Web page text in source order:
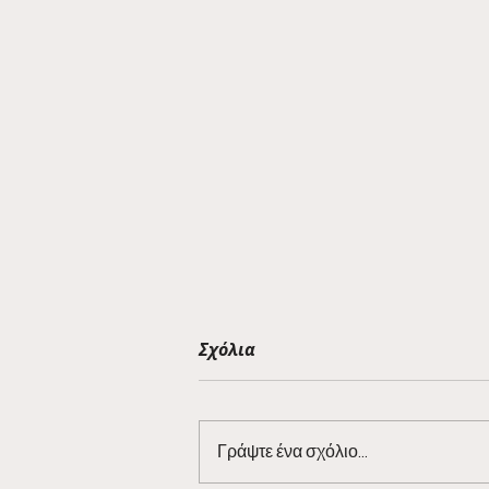
Barman Tales 4/7
Σχόλια
Γράψτε ένα σχόλιο...